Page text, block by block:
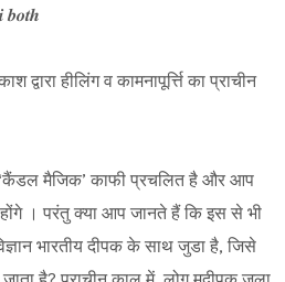
𝒃𝒐𝒕𝒉
हीलिंग व कामनापूर्त्ति का प्राचीन
मैजिक’ काफी प्रचलित है और आप
। परंतु क्या आप जानते हैं कि इस से भी
भारतीय दीपक के साथ जुडा है, जिसे
है? प्राचीन काल में, लोग मदीपक जला